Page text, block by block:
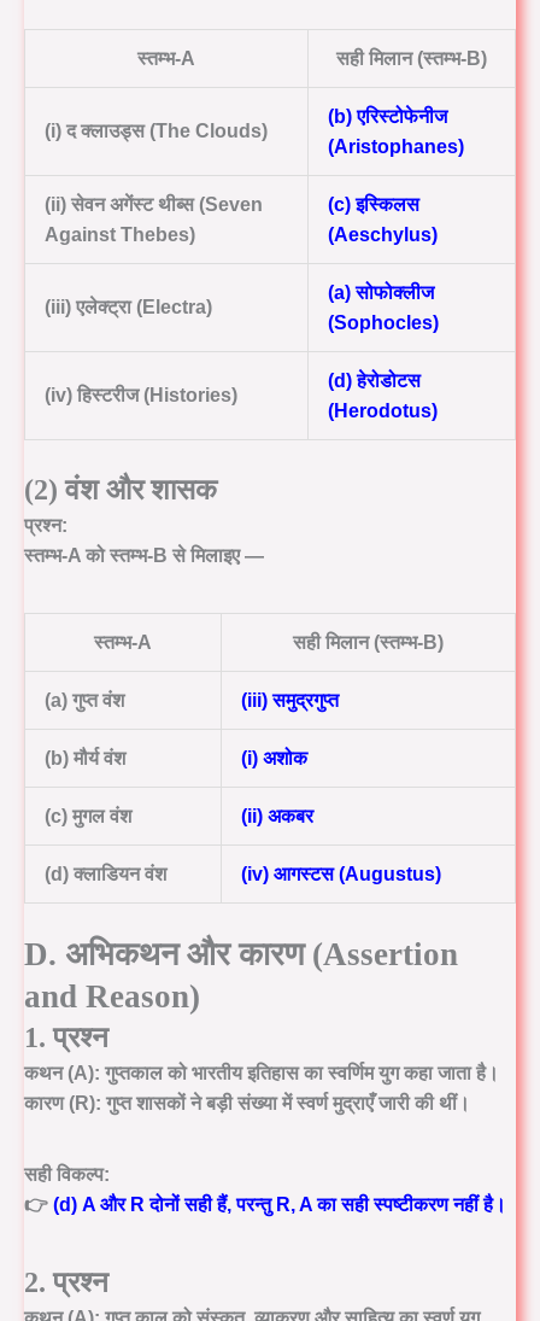
स्तम्भ-A सही मिलान (स्तम्भ-B)
(i) द क्लाउड्स (The Clouds)
(b) एरिस्टोफेनीज
(Aristophanes)
(ii) सेवन अगेंस्ट थीब्स (Seven
Against Thebes)
(c) इस्किलस
(Aeschylus)
(iii) एलेक्ट्रा (Electra)
(a) सोफोक्लीज
(Sophocles)
(iv) हिस्टरीज (Histories)
(d) हेरोडोटस
(Herodotus)
(2) वंश और शासक
प्रश्न:
स्तम्भ-A को स्तम्भ-B से मिलाइए —
स्तम्भ-A सही मिलान (स्तम्भ-B)
(a) गुप्त वंश (iii) समुद्रगुप्त
(b) मौर्य वंश (i) अशोक
(c) मुगल वंश (ii) अकबर
(d) क्लाडियन वंश (iv) आगस्टस (Augustus)
D. अभिकथन और कारण (Assertion
and Reason)
1. प्रश्न
कथन (A): गुप्तकाल को भारतीय इतिहास का स्वर्णिम युग कहा जाता है।
कारण (R): गुप्त शासकों ने बड़ी संख्या में स्वर्ण मुद्राएँ जारी की थीं।
सही विकल्प:
👉 (d) A और R दोनों सही हैं, परन्तु R, A का सही स्पष्टीकरण नहीं है।
2. प्रश्न